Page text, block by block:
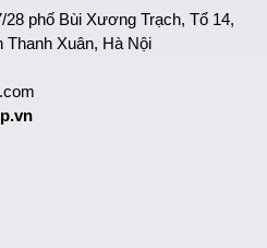
28 phố Bùi Xương Trạch, Tổ 14,
Xuân, Hà Nội